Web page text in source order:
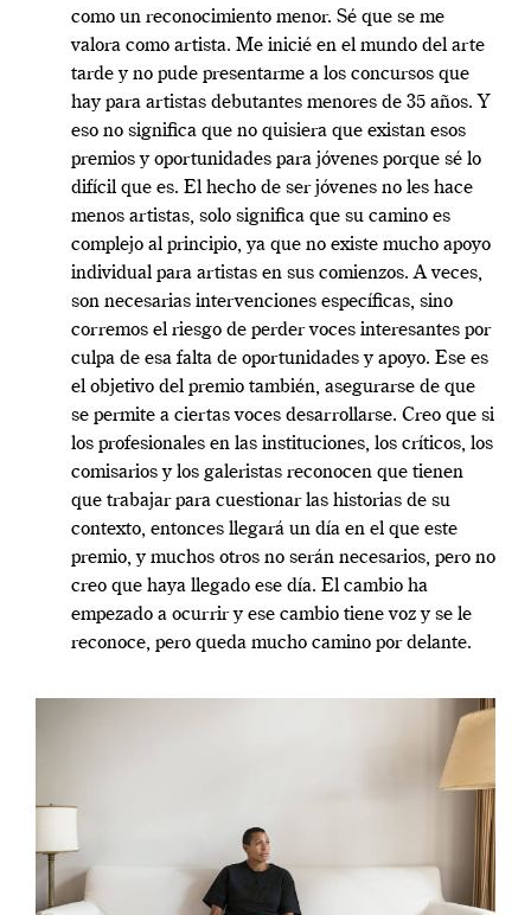
como un reconocimiento menor. Sé que se me
valora como artista. Me inicié en el mundo del arte
tarde y no pude presentarme a los concursos que
hay para artistas debutantes menores de 35 años. Y
eso no significa que no quisiera que existan esos
premios y oportunidades para jóvenes porque sé lo
difícil que es. El hecho de ser jóvenes no les hace
menos artistas, solo significa que su camino es
complejo al principio, ya que no existe mucho apoyo
individual para artistas en sus comienzos. A veces,
son necesarias intervenciones específicas, sino
corremos el riesgo de perder voces interesantes por
culpa de esa falta de oportunidades y apoyo. Ese es
el objetivo del premio también, asegurarse de que
se permite a ciertas voces desarrollarse. Creo que si
los profesionales en las instituciones, los críticos, los
comisarios y los galeristas reconocen que tienen
que trabajar para cuestionar las historias de su
contexto, entonces llegará un día en el que este
premio, y muchos otros no serán necesarios, pero no
creo que haya llegado ese día. El cambio ha
empezado a ocurrir y ese cambio tiene voz y se le
reconoce, pero queda mucho camino por delante.